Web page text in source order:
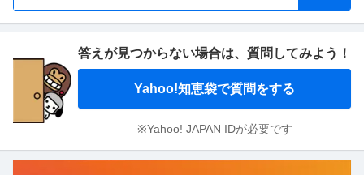
答えが見つからない場合は、 質問してみよう！
Yahoo!知恵袋で質問をする
※Yahoo! JAPAN IDが必要です